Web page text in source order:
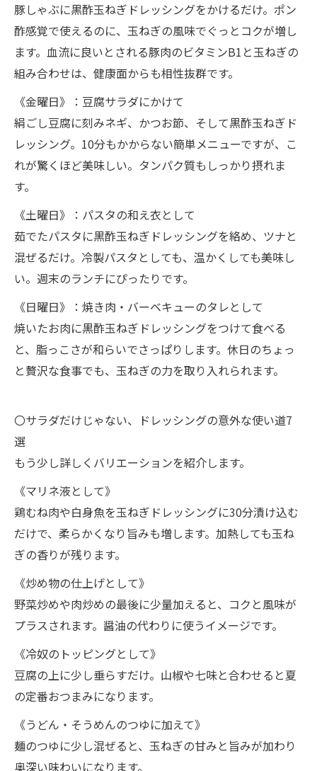
豚しゃぶに黒酢玉ねぎドレッシングをかけるだけ。ポン
酢感覚で使えるのに、玉ねぎの風味でぐっとコクが増し
ます。血流に良いとされる豚肉のビタミンB1と玉ねぎの
組み合わせは、健康面からも相性抜群です。
《金曜日》：豆腐サラダにかけて
絹ごし豆腐に刻みネギ、かつお節、そして黒酢玉ねぎド
レッシング。10分もかからない簡単メニューですが、こ
れが驚くほど美味しい。タンパク質もしっかり摂れま
す。
《土曜日》：パスタの和え衣として
茹でたパスタに黒酢玉ねぎドレッシングを絡め、ツナと
混ぜるだけ。冷製パスタとしても、温かくしても美味し
い。週末のランチにぴったりです。
《日曜日》：焼き肉・バーベキューのタレとして
焼いたお肉に黒酢玉ねぎドレッシングをつけて食べる
と、脂っこさが和らいでさっぱりします。休日のちょっ
と贅沢な食事でも、玉ねぎの力を取り入れられます。
〇サラダだけじゃない、ドレッシングの意外な使い道7
選
もう少し詳しくバリエーションを紹介します。
《マリネ液として》
鶏むね肉や白身魚を玉ねぎドレッシングに30分漬け込む
だけで、柔らかくなり旨みも増します。加熱しても玉ね
ぎの香りが残ります。
《炒め物の仕上げとして》
野菜炒めや肉炒めの最後に少量加えると、コクと風味が
プラスされます。醤油の代わりに使うイメージです。
《冷奴のトッピングとして》
豆腐の上に少し垂らすだけ。山椒や七味と合わせると夏
の定番おつまみになります。
《うどん・そうめんのつゆに加えて》
麺のつゆに少し混ぜると、玉ねぎの甘みと旨みが加わり
奥深い味わいになります。